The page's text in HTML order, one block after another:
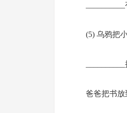
(5) 乌鸦把
爸爸把书放